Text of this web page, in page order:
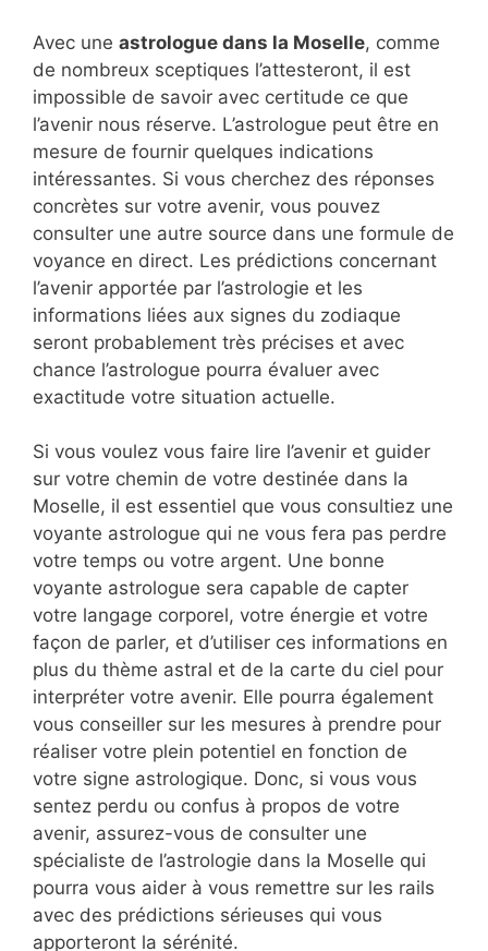
Avec une astrologue dans la Moselle, comme
de nombreux sceptiques l’attesteront, il est
impossible de savoir avec certitude ce que
l’avenir nous réserve. L’astrologue peut être en
mesure de fournir quelques indications
intéressantes. Si vous cherchez des réponses
concrètes sur votre avenir, vous pouvez
consulter une autre source dans une formule de
voyance en direct. Les prédictions concernant
l’avenir apportée par l’astrologie et les
informations liées aux signes du zodiaque
seront probablement très précises et avec
chance l’astrologue pourra évaluer avec
exactitude votre situation actuelle.
Si vous voulez vous faire lire l’avenir et guider
sur votre chemin de votre destinée dans la
Moselle, il est essentiel que vous consultiez une
voyante astrologue qui ne vous fera pas perdre
votre temps ou votre argent. Une bonne
voyante astrologue sera capable de capter
votre langage corporel, votre énergie et votre
façon de parler, et d’utiliser ces informations en
plus du thème astral et de la carte du ciel pour
interpréter votre avenir. Elle pourra également
vous conseiller sur les mesures à prendre pour
réaliser votre plein potentiel en fonction de
votre signe astrologique. Donc, si vous vous
sentez perdu ou confus à propos de votre
avenir, assurez-vous de consulter une
spécialiste de l’astrologie dans la Moselle qui
pourra vous aider à vous remettre sur les rails
avec des prédictions sérieuses qui vous
apporteront la sérénité.